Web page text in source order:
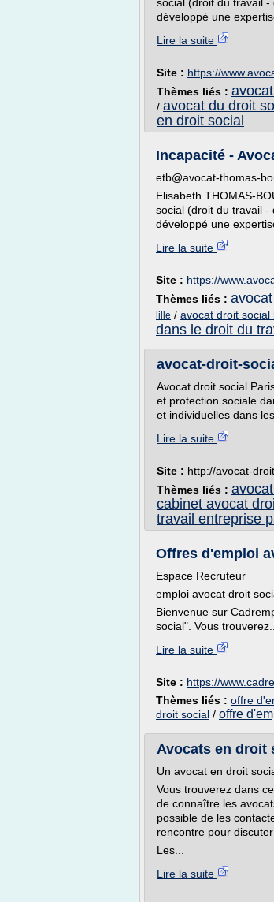
développé une
Lire la suite
Site : https://
Thèmes liés :
/ avocat du droit
en droit social
Incapacité -
etb@avocat-thomas-
Elisabeth THOMAS-
social (droit du travail -
développé une
Lire la suite
Site : https://
Thèmes liés :
lille / avocat droit social
dans le droit du
avocat-droit-
Avocat droit social
et protection sociale
et individuelles dans
Lire la suite
Site : http://avocat-
Thèmes liés :
cabinet avocat
travail entreprise
Offres d'emploi
Espace Recruteur
emploi avocat droit
Bienvenue sur
social". Vous trouverez...
Lire la suite
Site : https://
Thèmes liés : offre
droit social / offre
Avocats en droit
Un avocat en droit
Vous trouverez dans
de connaître les
possible de les
rencontre pour
Les...
Lire la suite